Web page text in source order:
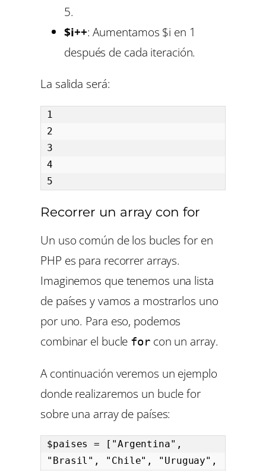
5.
$i++: Aumentamos $i en 1
después de cada iteración.
La salida será:
1
2
3
4
5
Recorrer un array con for
Un uso común de los bucles for en
PHP es para recorrer arrays.
Imaginemos que tenemos una lista
de países y vamos a mostrarlos uno
por uno. Para eso, podemos
combinar el bucle forcon un array.
A continuación veremos un ejemplo
donde realizaremos un bucle for
sobre una array de países:
$paises = ["Argentina",
"Brasil", "Chile", "Uruguay",